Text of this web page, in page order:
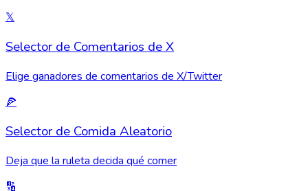
𝕏
Selector de Comentarios de X
Elige ganadores de comentarios de X/Twitter
🍕
Selector de Comida Aleatorio
Deja que la ruleta decida qué comer
🔢